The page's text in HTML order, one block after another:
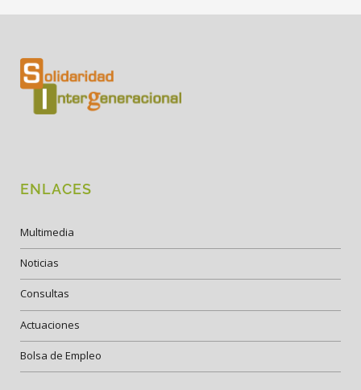
ENLACES
Multimedia
Noticias
Consultas
Actuaciones
Bolsa de Empleo